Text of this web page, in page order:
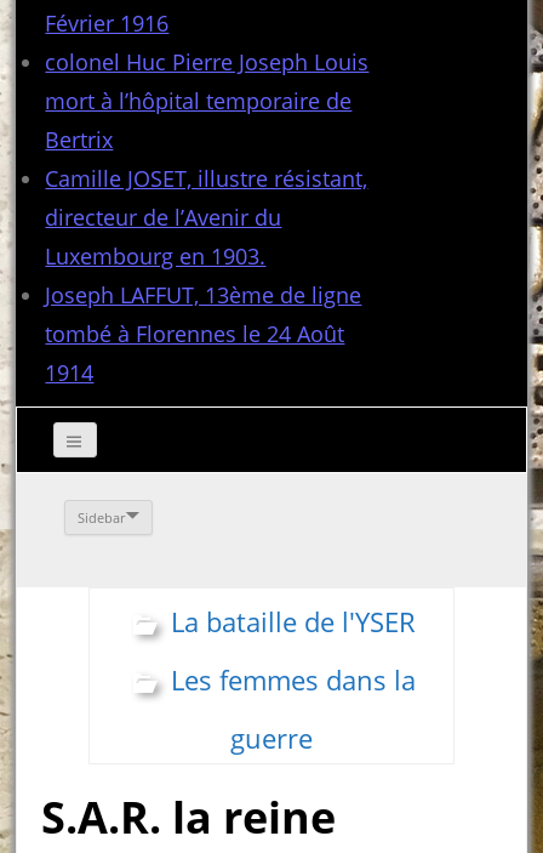
Février 1916
colonel Huc Pierre Joseph Louis
mort à l’hôpital temporaire de
Bertrix
Camille JOSET, illustre résistant,
directeur de l’Avenir du
Luxembourg en 1903.
Joseph LAFFUT, 13ème de ligne
tombé à Florennes le 24 Août
1914
Sidebar
La bataille de l'YSER
Les femmes dans la
guerre
S.A.R. la reine